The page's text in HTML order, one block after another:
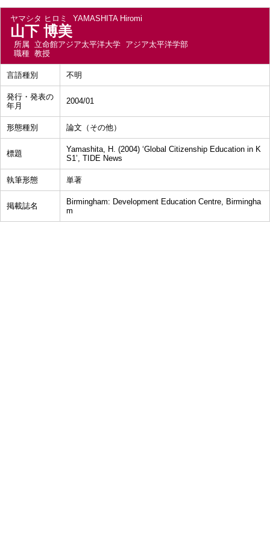
ヤマシタ ヒロミ YAMASHITA Hiromi
山下 博美
所属 立命館アジア太平洋大学 アジア太平洋学部
職種 教授
言語種別 不明
発行・発表の
年月
2004/01
形態種別 論文（その他）
標題
Yamashita, H. (2004) ‘Global Citizenship Education in K
S1’, TIDE News
執筆形態 単著
掲載誌名
Birmingham: Development Education Centre, Birmingha
m